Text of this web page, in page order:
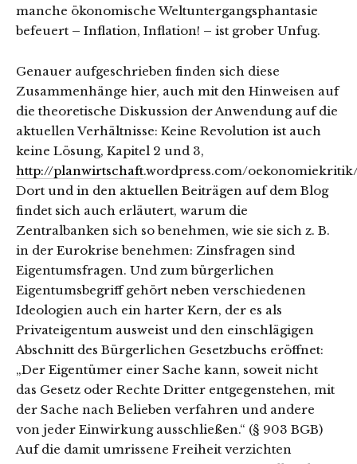
manche ökonomische Weltuntergangsphantasie
befeuert – Inflation, Inflation! – ist grober Unfug.
Genauer aufgeschrieben finden sich diese
Zusammenhänge hier, auch mit den Hinweisen auf
die theoretische Diskussion der Anwendung auf die
aktuellen Verhältnisse: Keine Revolution ist auch
keine Lösung, Kapitel 2 und 3,
http://planwirtschaft.wordpress.com/
Dort und in den aktuellen Beiträgen auf dem Blog
findet sich auch erläutert, warum die
Zentralbanken sich so benehmen, wie sie sich z. B.
in der Eurokrise benehmen: Zinsfragen sind
Eigentumsfragen. Und zum bürgerlichen
Eigentumsbegriff gehört neben verschiedenen
Ideologien auch ein harter Kern, der es als
Privateigentum ausweist und den einschlägigen
Abschnitt des Bürgerlichen Gesetzbuchs eröffnet:
„Der Eigentümer einer Sache kann, soweit nicht
das Gesetz oder Rechte Dritter entgegenstehen, mit
der Sache nach Belieben verfahren und andere
von jeder Einwirkung ausschließen.“ (§ 903 BGB)
Auf die damit umrissene Freiheit verzichten